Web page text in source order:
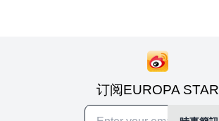
订阅EUROPA STAR